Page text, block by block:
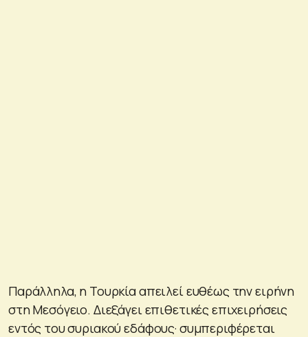
Παράλληλα, η Τουρκία απειλεί ευθέως την ειρήνη
στη Μεσόγειο. Διεξάγει επιθετικές επιχειρήσεις
εντός του συριακού εδάφους· συμπεριφέρεται